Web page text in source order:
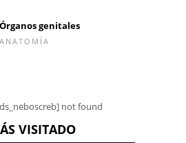
Órganos genitales
ANATOMÍA
not found
VISITADO